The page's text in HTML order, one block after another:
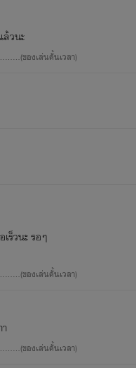
มใครและไม่เคยมีเหตุผลอะไร
ไรท์ร้ายจริงๆนะ แ
ประมาณว่า ดีมาดีตอ
วนะ
ของเล่นคั้นเวลา)
ร็วนะ รอๆ
ของเล่นคั้นเวลา)
ของเล่นคั้นเวลา)